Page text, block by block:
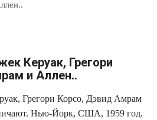
Керуак, Грегори
и Аллен..
Грегори Корсо, Дэвид Амрам
Нью-Йорк, США, 1959 год.